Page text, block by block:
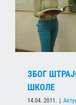
ЗБОГ
ШКОЛЕ
14.04. 2011.